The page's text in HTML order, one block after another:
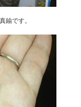
鍮です。